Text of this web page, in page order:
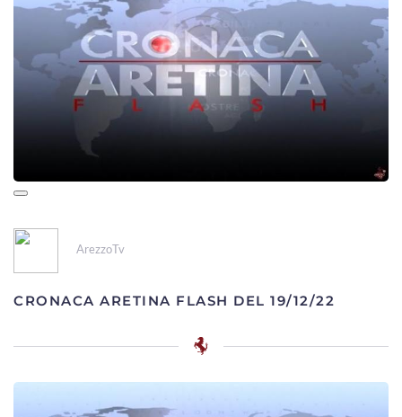
ArezzoTv
CRONACA ARETINA FLASH DEL 19/12/22